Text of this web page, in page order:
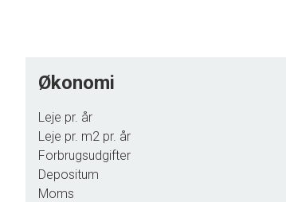
Økonomi
Leje pr. år
Leje pr. m2 pr. år
Forbrugsudgifter
Depositum
Moms